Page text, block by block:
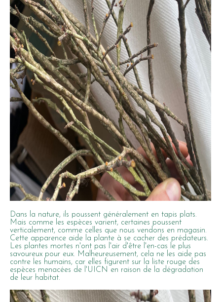
Dans la nature, ils poussent généralement en tapis plats.
Mais comme les espèces varient, certaines poussent
verticalement, comme celles que nous vendons en magasin.
Cette apparence aide la plante à se cacher des prédateurs.
Les plantes mortes n'ont pas l'air d'être l'en-cas le plus
savoureux pour eux. Malheureusement, cela ne les aide pas
contre les humains, car elles figurent sur la liste rouge des
espèces menacées de l'UICN en raison de la dégradation
de leur habitat.